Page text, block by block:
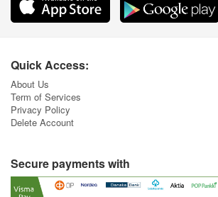
Quick Access:
About Us
Term of Services
Privacy Policy
Delete Account
Secure payments with